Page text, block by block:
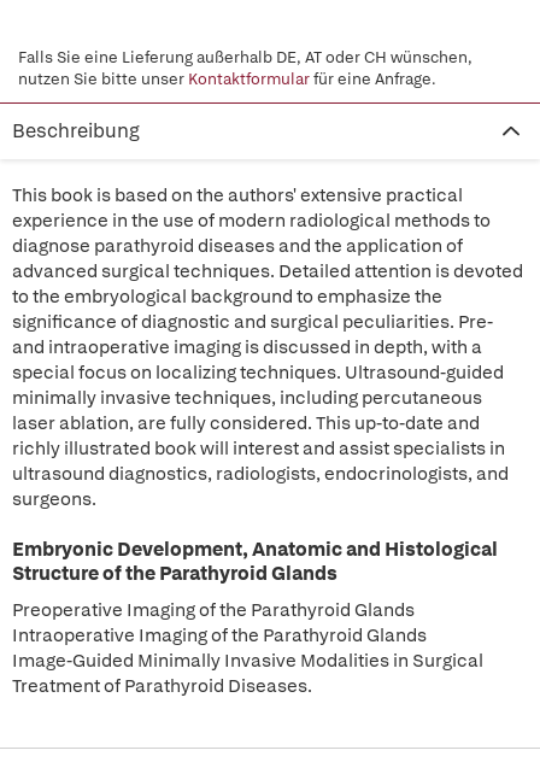
Falls Sie eine Lieferung außerhalb DE, AT oder CH wünschen,
nutzen Sie bitte unser Kontaktformularfür eine Anfrage.
Beschreibung
This book is based on the authors' extensive practical
experience in the use of modern radiological methods to
diagnose parathyroid diseases and the application of
advanced surgical techniques. Detailed attention is devoted
to the embryological background to emphasize the
significance of diagnostic and surgical peculiarities. Pre-
and intraoperative imaging is discussed in depth, with a
special focus on localizing techniques. Ultrasound-guided
minimally invasive techniques, including percutaneous
laser ablation, are fully considered. This up-to-date and
richly illustrated book will interest and assist specialists in
ultrasound diagnostics, radiologists, endocrinologists, and
surgeons.
Embryonic Development, Anatomic and Histological
Structure of the Parathyroid Glands
Preoperative Imaging of the Parathyroid Glands
Intraoperative Imaging of the Parathyroid Glands
Image-Guided Minimally Invasive Modalities in Surgical
Treatment of Parathyroid Diseases.